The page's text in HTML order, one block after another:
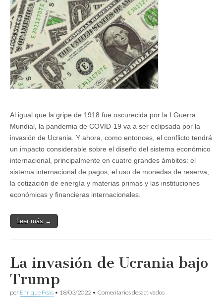
Al igual que la gripe de 1918 fue oscurecida por la I Guerra
Mundial, la pandemia de COVID-19 va a ser eclipsada por la
invasión de Ucrania. Y ahora, como entonces, el conflicto tendrá
un impacto considerable sobre el diseño del sistema económico
internacional, principalmente en cuatro grandes ámbitos: el
sistema internacional de pagos, el uso de monedas de reserva,
la cotización de energía y materias primas y las instituciones
económicas y financieras internacionales.
Leer más →
La invasión de Ucrania bajo
Trump
por Enrique Feás • 18/03/2022 • Comentarios desactivadosen